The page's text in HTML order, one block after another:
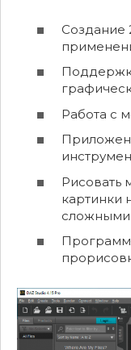
Создание
Работа с
Рисовать
картинки
сложными